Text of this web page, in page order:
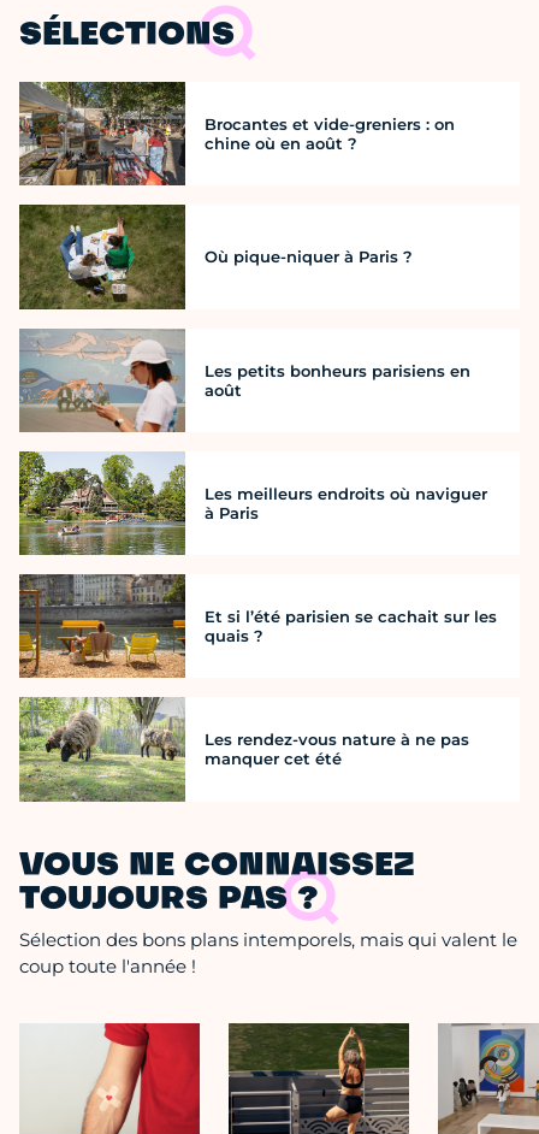
SÉLECTIONS
Brocantes et vide-greniers : on
chine où en août ?
Où pique-niquer à Paris ?
Les petits bonheurs parisiens en
août
Les meilleurs endroits où naviguer
à Paris
Et si l’été parisien se cachait sur les
quais ?
Les rendez-vous nature à ne pas
manquer cet été
VOUS NE CONNAISSEZ
TOUJOURS PAS ?
Sélection des bons plans intemporels, mais qui valent le
coup toute l'année !